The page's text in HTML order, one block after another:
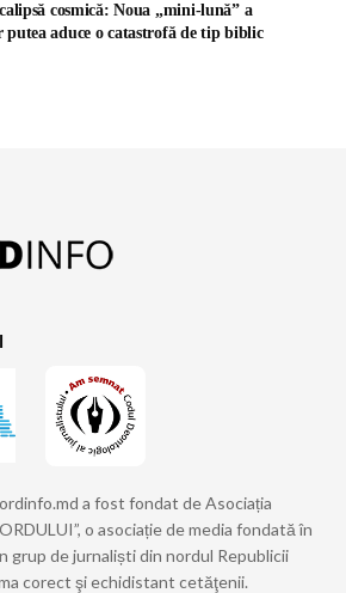
cosmică: Noua „mini-lună” a
aduce o catastrofă de tip biblic
a fost fondat de Asociația
o asociație de media fondată în
grup de jurnaliști din nordul Republicii
corect şi echidistant cetăţenii.